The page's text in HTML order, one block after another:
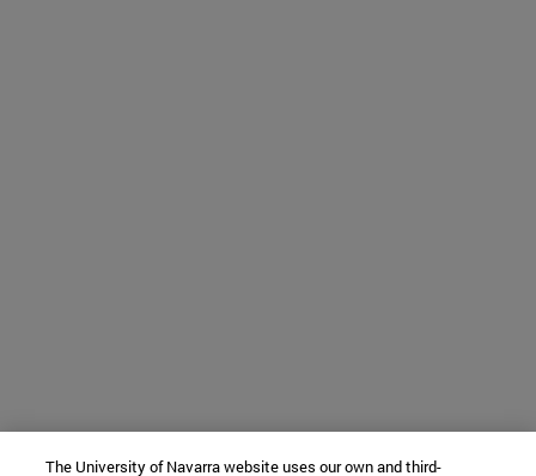
The University of Navarra website uses our own and third-